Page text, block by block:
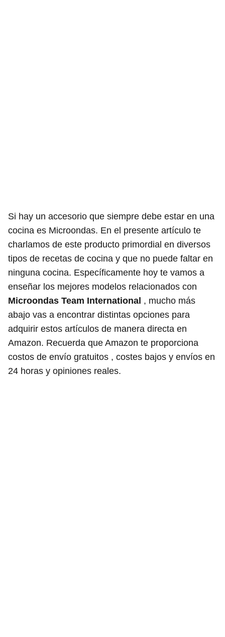
Si hay un accesorio que siempre debe estar en una
cocina es Microondas. En el presente artículo te
charlamos de este producto primordial en diversos
tipos de recetas de cocina y que no puede faltar en
ninguna cocina. Específicamente hoy te vamos a
enseñar los mejores modelos relacionados con
Microondas Team International , mucho más
abajo vas a encontrar distintas opciones para
adquirir estos artículos de manera directa en
Amazon. Recuerda que Amazon te proporciona
costos de envío gratuitos , costes bajos y envíos en
24 horas y opiniones reales.